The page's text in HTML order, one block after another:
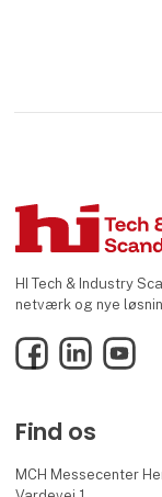
HI Tech & Industry
netværk og nye
FacebookLinkedInYouTube
Find os
MCH Messecenter